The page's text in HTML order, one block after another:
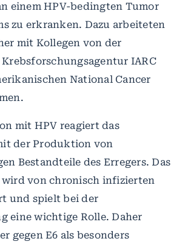
einem HPV-bedingten Tumor
zu erkranken. Dazu arbeiteten
mit Kollegen von der
IARC
National Cancer
mit HPV reagiert das
der Produktion von
Bestandteile des Erregers. Das
wird von chronisch infizierten
und spielt bei der
eine wichtige Rolle. Daher
gegen E6 als besonders